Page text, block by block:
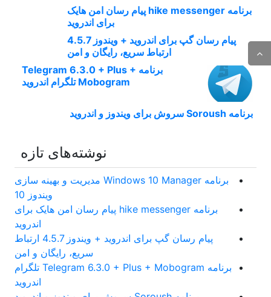
برنامه hike messenger پیام‌ رسان‌ امن هایک
برای اندروید
پیام رسان گپ برای اندروید + ویندوز 4.5.7
ارتباط سریع، رایگان و امن
برنامه Telegram 6.3.0 + Plus +
Mobogram تلگرام اندروید
برنامه Soroush سروش برای ویندوز و اندروید
نوشته‌های تازه
برنامه Windows 10 Manager مدیریت و بهینه سازی
ویندوز 10
برنامه hike messenger پیام‌ رسان‌ امن هایک برای
اندروید
پیام رسان گپ برای اندروید + ویندوز 4.5.7 ارتباط
سریع، رایگان و امن
برنامه Telegram 6.3.0 + Plus + Mobogram تلگرام
اندروید